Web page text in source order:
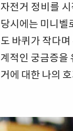
자전거 정비를
당시에는 미니벨
도 바퀴가 작다
계적인 궁금증을
거에 대한 나의